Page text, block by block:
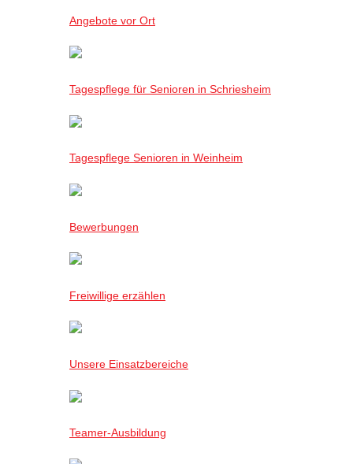
Angebote vor Ort
Tagespflege für Senioren in Schriesheim
Tagespflege Senioren in Weinheim
Bewerbungen
Freiwillige erzählen
Unsere Einsatzbereiche
Teamer-Ausbildung